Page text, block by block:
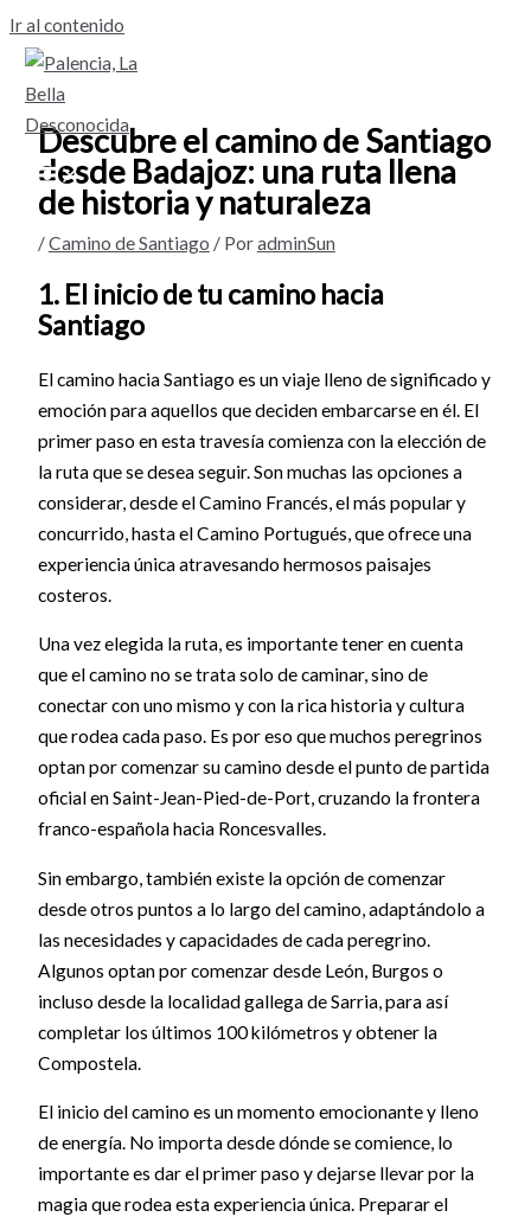
Ir al contenido
Descubre el camino de Santiago
desde Badajoz: una ruta llena
de historia y naturaleza
/Camino de Santiago / PoradminSun
1. El inicio de tu camino hacia
Santiago
El camino hacia Santiago es un viaje lleno de significado y
emoción para aquellos que deciden embarcarse en él. El
primer paso en esta travesía comienza con la elección de
la ruta que se desea seguir. Son muchas las opciones a
considerar, desde el Camino Francés, el más popular y
concurrido, hasta el Camino Portugués, que ofrece una
experiencia única atravesando hermosos paisajes
costeros.
Una vez elegida la ruta, es importante tener en cuenta
que el camino no se trata solo de caminar, sino de
conectar con uno mismo y con la rica historia y cultura
que rodea cada paso. Es por eso que muchos peregrinos
optan por comenzar su camino desde el punto de partida
oficial en Saint-Jean-Pied-de-Port, cruzando la frontera
franco-española hacia Roncesvalles.
Sin embargo, también existe la opción de comenzar
desde otros puntos a lo largo del camino, adaptándolo a
las necesidades y capacidades de cada peregrino.
Algunos optan por comenzar desde León, Burgos o
incluso desde la localidad gallega de Sarria, para así
completar los últimos 100 kilómetros y obtener la
Compostela.
El inicio del camino es un momento emocionante y lleno
de energía. No importa desde dónde se comience, lo
importante es dar el primer paso y dejarse llevar por la
magia que rodea esta experiencia única. Preparar el